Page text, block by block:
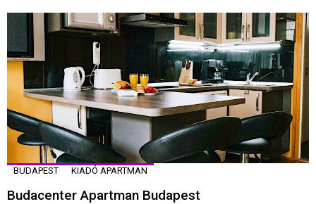
BUDAPEST KIADÓ APARTMAN
Budacenter Apartman Budapest